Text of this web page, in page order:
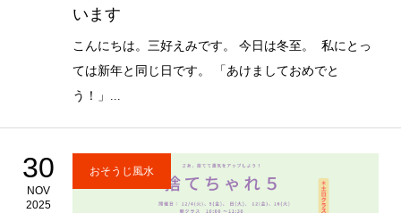
います
こんにちは。三好えみです。 今日は冬至。 私にとっ
ては新年と同じ日です。 「あけましておめでと
う！」...
30
NOV
2025
おそうじ風水